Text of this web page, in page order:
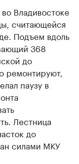
во Владивостоке
считающейся
Подъем вдоль
368
до
ремонтируют,
паузу в
Лестница
до
силами МКУ